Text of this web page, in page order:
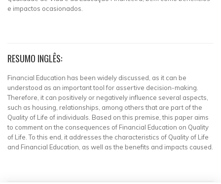
e impactos ocasionados.
RESUMO INGLÊS:
Financial Education has been widely discussed, as it can be
understood as an important tool for assertive decision-making.
Therefore, it can positively or negatively influence several aspects,
such as housing, relationships, among others that are part of the
Quality of Life of individuals. Based on this premise, this paper aims
to comment on the consequences of Financial Education on Quality
of Life. To this end, it addresses the characteristics of Quality of Life
and Financial Education, as well as the benefits and impacts caused.